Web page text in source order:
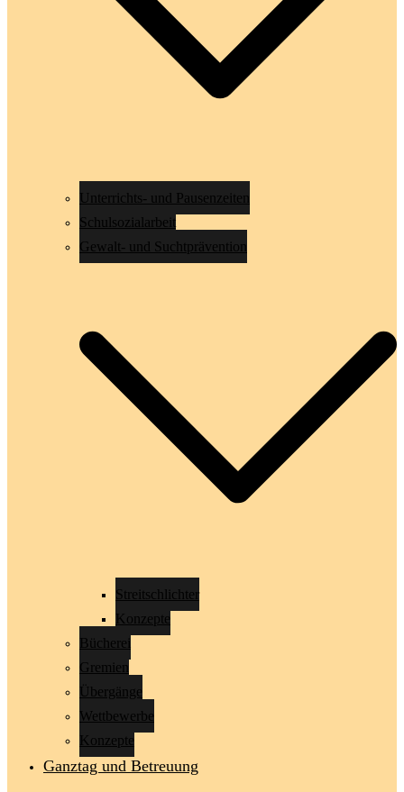
Unterrichts- und Pausenzeiten
Schulsozialarbeit
Gewalt- und Suchtprävention
Streitschlichter
Konzepte
Bücherei
Gremien
Übergänge
Wettbewerbe
Konzepte
Ganztag und Betreuung